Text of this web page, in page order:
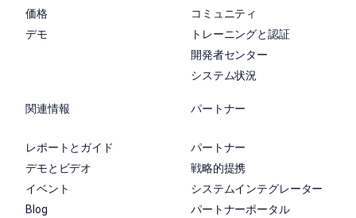
価格
デモ
コミュニティ
トレーニングと認証
開発者センター
システム状況
関連情報
レポートとガイド
デモとビデオ
イベント
Blog
パートナー
パートナー
戦略的提携
システムインテグレーター
パートナーポータル